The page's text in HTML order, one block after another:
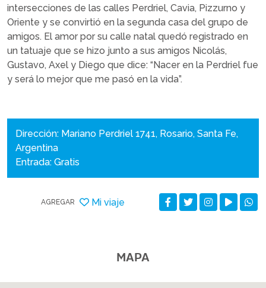
intersecciones de las calles Perdriel, Cavia, Pizzurno y
Oriente y se convirtió en la segunda casa del grupo de
amigos. El amor por su calle natal quedó registrado en
un tatuaje que se hizo junto a sus amigos Nicolás,
Gustavo, Axel y Diego que dice: “Nacer en la Perdriel fue
y será lo mejor que me pasó en la vida”.
Dirección: Mariano Perdriel 1741, Rosario, Santa Fe,
Argentina
Entrada: Gratis
AGREGAR Mi viaje
MAPA